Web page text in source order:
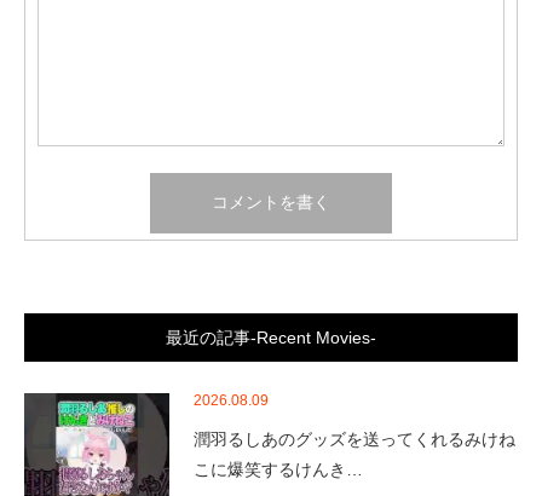
最近の記事-Recent Movies-
2026.08.09
潤羽るしあのグッズを送ってくれるみけね
こに爆笑するけんき…